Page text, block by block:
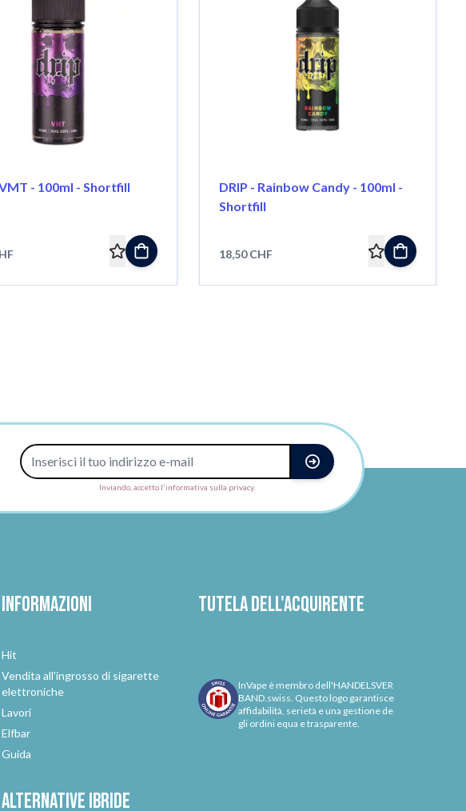
- 100ml - Shortfill
DRIP - Rainbow Candy - 100ml -
Shortfill
18,50 CHF
Indirizzo e-mail
Inviando, accetto l'informativa sulla privacy.
Informazioni
Hit
Vendita all'ingrosso di sigarette
elettroniche
Lavori
Elfbar
Guida
Alternativeibride
Tutela dell'acquirente
InVape è membro dell'HANDELSVER
BAND.swiss. Questo logo garantisce
affidabilità, serietà e una gestione de
gli ordini equa e trasparente.